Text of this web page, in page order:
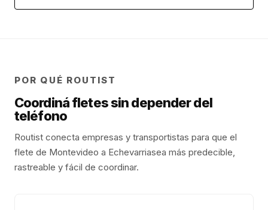
POR QUÉ ROUTIST
Coordiná fletes sin depender del
teléfono
Routist conecta empresas y transportistas para que el
flete de Montevideo a Echevarriasea más predecible,
rastreable y fácil de coordinar.